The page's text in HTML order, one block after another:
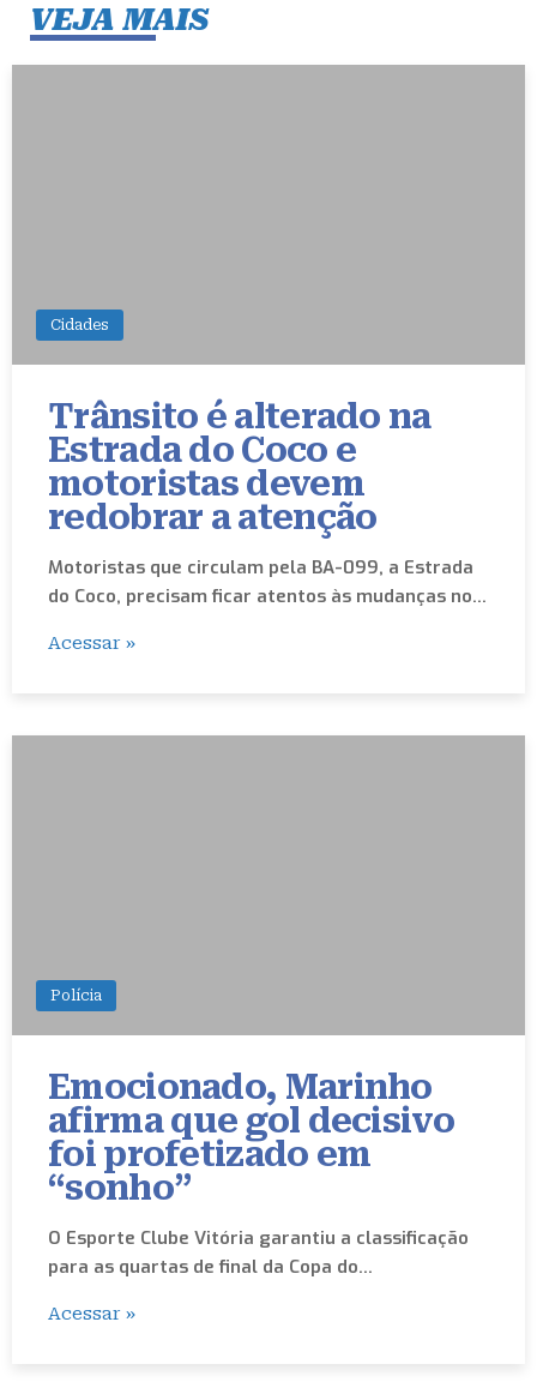
VEJA MAIS
Cidades
Trânsito é alterado na
Estrada do Coco e
motoristas devem
redobrar a atenção
Motoristas que circulam pela BA-099, a Estrada
do Coco, precisam ficar atentos às mudanças no…
Acessar »
Polícia
Emocionado, Marinho
afirma que gol decisivo
foi profetizado em
“sonho”
O Esporte Clube Vitória garantiu a classificação
para as quartas de final da Copa do…
Acessar »